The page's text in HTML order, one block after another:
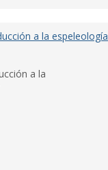
a la espeleología
a la